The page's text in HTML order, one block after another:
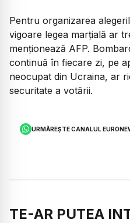
Pentru organizarea
vigoare legea marţială ar
menţionează AFP.
continuă în fiecare zi, pe
neocupat din Ucraina, ar
securitate a votării.
URMĂREȘTE CANALUL
TE-AR PUTEA